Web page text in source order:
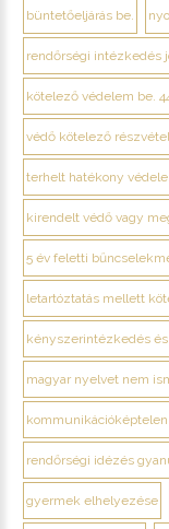
büntetőeljárás be.
rendőrségi intézkedés
kötelező védelem be.
védő kötelező
terhelt hatékony
kirendelt védő vagy
5 év feletti
letartóztatás mellett
kényszerintézkedés
magyar nyelvet nem
rendőrségi idézés
gyermek elhelyezése